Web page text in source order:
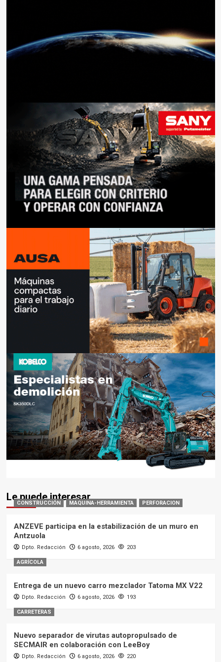
Le puede interesar
CONSTRUCCIÓN MAQUINA-HERRAMIENTA PERFORACION
ANZEVE participa en la estabilización de un muro en
Antzuola
Dpto. Redacción 6 agosto, 2026 203
AGRÍCOLA
Entrega de un nuevo carro mezclador Tatoma MX V22
Dpto. Redacción 6 agosto, 2026 193
CARRETERAS
Nuevo separador de virutas autopropulsado de
SECMAIR en colaboración con LeeBoy
Dpto. Redacción 6 agosto, 2026 220